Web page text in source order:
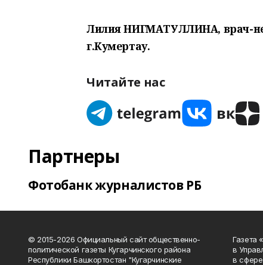
Лилия НИГМАТУЛЛИНА, врач-
г.Кумертау.
Читайте нас
Партнеры
Фотобанк журналистов РБ
© 2015-2026 Официальный сайт общественно-
политической газеты Кугарчинского района
Республики Башкортостан "Кугарчинские
Газета
в
в